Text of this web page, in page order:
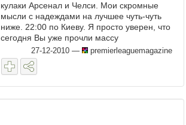
кулаки Арсенал и Челси. Мои скромные
мысли с надеждами на лучшее чуть-чуть
ниже. 22:00 по Киеву. Я просто уверен, что
сегодня Вы уже прочли массу
информации, ...
27-12-2010 — premierleaguemagazine